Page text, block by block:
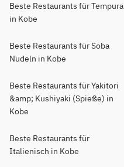
Beste Restaurants für Tempura
in Kobe
Beste Restaurants für Soba
Nudeln in Kobe
Beste Restaurants für Yakitori
&amp; Kushiyaki (Spieße) in
Kobe
Beste Restaurants für
Italienisch in Kobe